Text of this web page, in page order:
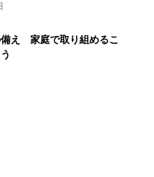
え 家庭で取り組めるこ